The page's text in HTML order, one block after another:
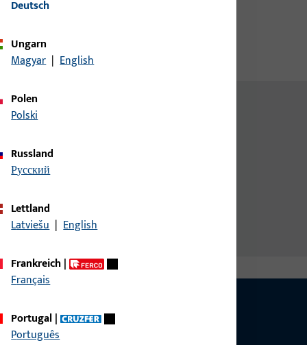
Deutsch
Ungarn
Magyar | English
Polen
Polski
Russland
русский
Lettland
Latviešu | English
Frankreich|
Français
Portugal|
Português